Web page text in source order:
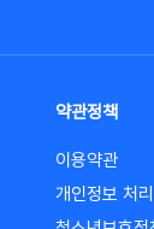
약관정책
이용약관
개인정보 처